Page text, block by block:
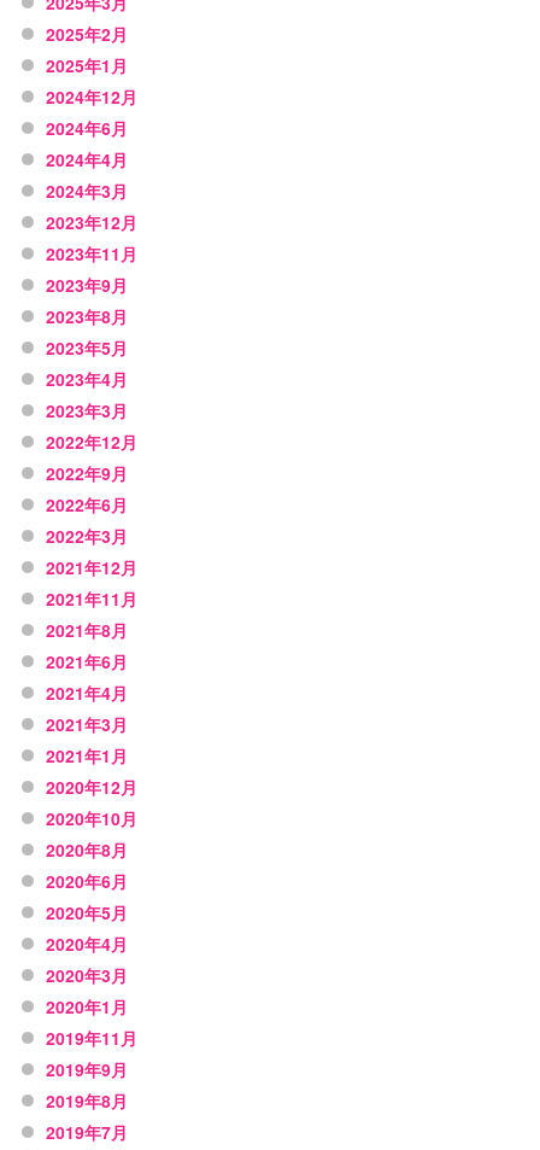
2025年2月
2025年1月
2024年12月
2024年6月
2024年4月
2024年3月
2023年12月
2023年11月
2023年9月
2023年8月
2023年5月
2023年4月
2023年3月
2022年12月
2022年9月
2022年6月
2022年3月
2021年12月
2021年11月
2021年8月
2021年6月
2021年4月
2021年3月
2021年1月
2020年12月
2020年10月
2020年8月
2020年6月
2020年5月
2020年4月
2020年3月
2020年1月
2019年11月
2019年9月
2019年8月
2019年7月